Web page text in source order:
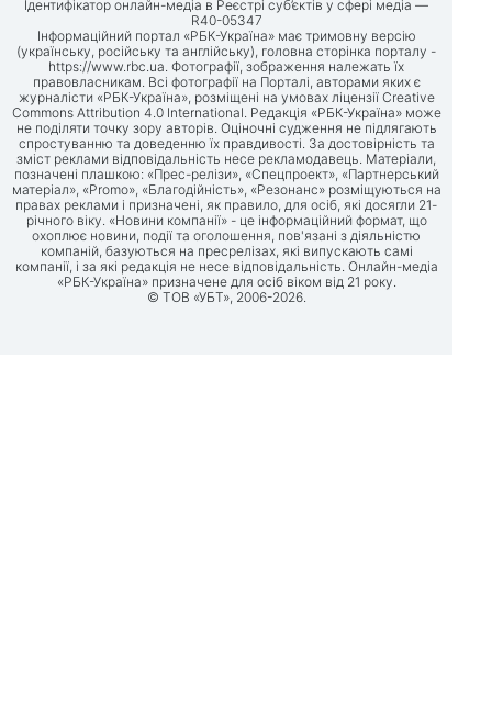
Ідентифікатор онлайн-медіа в Реєстрі суб’єктів у сфері медіа —
R40-05347
Інформаційний портал «РБК-Україна» має тримовну версію
(українську, російську та англійську), головна сторінка порталу -
https://www.rbc.ua . Фотографії, зображення належать їх
правовласникам. Всі фотографії на Порталі, авторами яких є
журналісти «РБК-Україна», розміщені на умовах ліцензії Creative
Commons Attribution 4.0 International. Редакція «РБК-Україна» може
не поділяти точку зору авторів. Оціночні судження не підлягають
спростуванню та доведенню їх правдивості. За достовірність та
зміст реклами відповідальність несе рекламодавець. Матеріали,
позначені плашкою: «Прес-релізи», «Спецпроект», «Партнерський
матеріал», «Promo», «Благодійність», «Резонанс» розміщуються на
правах реклами і призначені, як правило, для осіб, які досягли 21-
річного віку. «Новини компанії» - це інформаційний формат, що
охоплює новини, події та оголошення, пов'язані з діяльністю
компаній, базуються на пресрелізах, які випускають самі
компанії, і за які редакція не несе відповідальність. Онлайн-медіа
«РБК-Україна» призначене для осіб віком від 21 року.
© ТОВ «УБТ», 2006-2026.